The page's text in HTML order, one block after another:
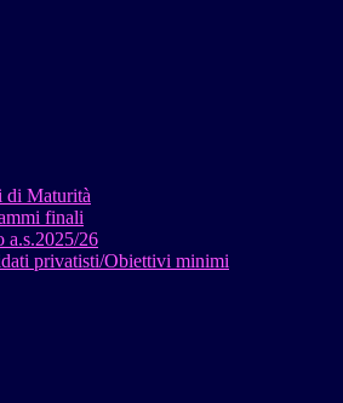
di Maturità
finali
a.s.2025/26
privatisti/Obiettivi minimi